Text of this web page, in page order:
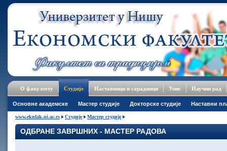
О факултету Студије Наставници и сарадници Упис Научни рад
Основне академске Мастер студије Докторске студије Наставни
www.eknfak.ni.ac.rs Студије Мастер студије
ОДБРАНЕ ЗАВРШНИХ - МАСТЕР РАДОВА